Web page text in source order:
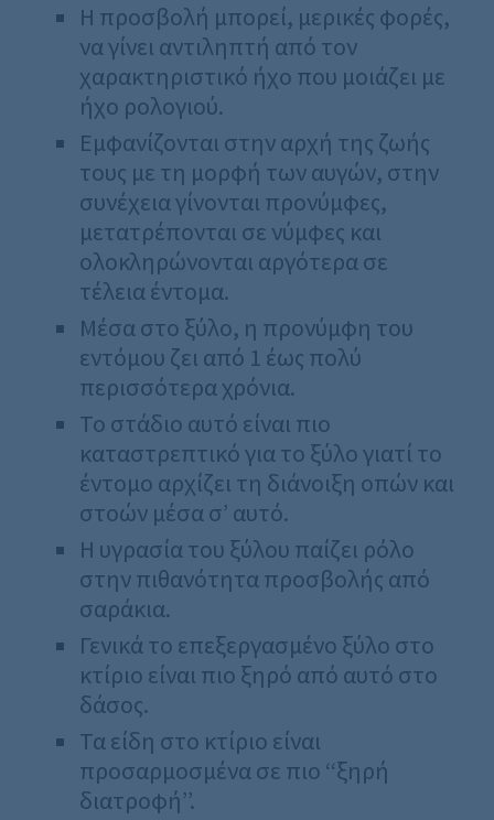
Η προσβολή μπορεί, μερικές φορές,
να γίνει αντιληπτή από τον
χαρακτηριστικό ήχο που μοιάζει με
ήχο ρολογιού.
Εμφανίζονται στην αρχή της ζωής
τους με τη μορφή των αυγών, στην
συνέχεια γίνονται προνύμφες,
μετατρέπονται σε νύμφες και
ολοκληρώνονται αργότερα σε
τέλεια έντομα.
Μέσα στο ξύλο, η προνύμφη του
εντόμου ζει από 1 έως πολύ
περισσότερα χρόνια.
Το στάδιο αυτό είναι πιο
καταστρεπτικό για το ξύλο γιατί το
έντομο αρχίζει τη διάνοιξη οπών και
στοών μέσα σ’ αυτό.
H υγρασία του ξύλου παίζει ρόλο
στην πιθανότητα προσβολής από
σαράκια.
Γενικά το επεξεργασμένο ξύλο στο
κτίριο είναι πιο ξηρό από αυτό στο
δάσος.
Τα είδη στο κτίριο είναι
προσαρμοσμένα σε πιο ‘‘ξηρή
διατροφή’’.